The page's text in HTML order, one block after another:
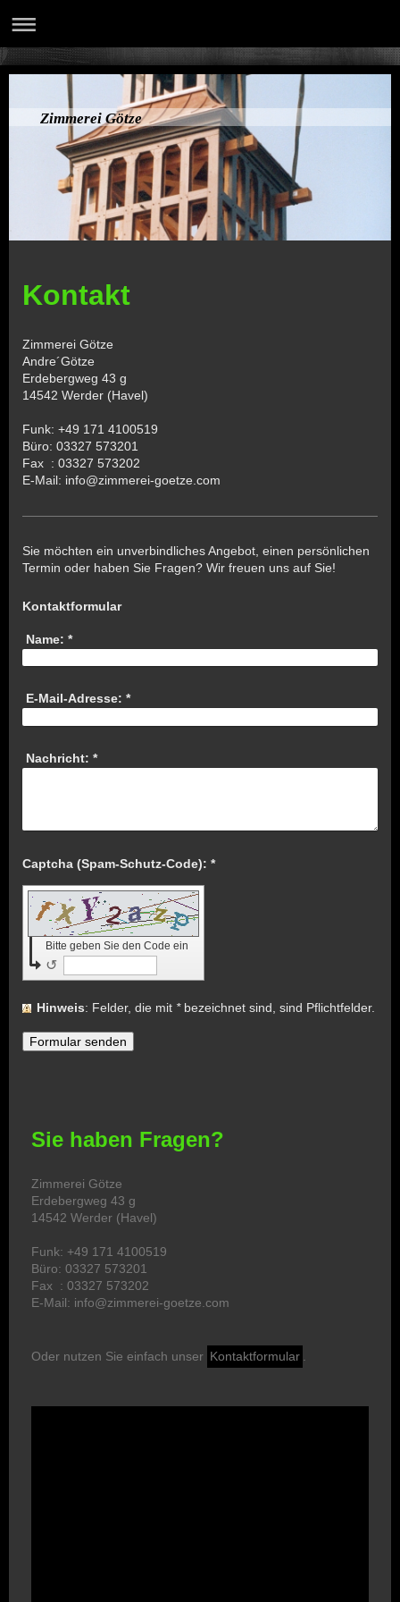
Zimmerei Götze
Kontakt
Zimmerei Götze
Andre´Götze
Erdebergweg 43 g
14542 Werder (Havel)
Funk: +49 171 4100519
Büro: 03327 573201
Fax : 03327 573202
E-Mail: info@zimmerei-goetze.com
Sie möchten ein unverbindliches Angebot, einen persönlichen
Termin oder haben Sie Fragen? Wir freuen uns auf Sie!
Kontaktformular
Name: *
E-Mail-Adresse: *
Nachricht: *
Captcha (Spam-Schutz-Code): *
Bitte geben Sie den Code ein
↺
Hinweis : Felder, die mit *bezeichnet sind, sind Pflichtfelder.
Sie haben Fragen?
Zimmerei Götze
Erdebergweg 43 g
14542 Werder (Havel)
Funk: +49 171 4100519
Büro: 03327 573201
Fax : 03327 573202
E-Mail: info@zimmerei-goetze.com
Oder nutzen Sie einfach unser Kontaktformular